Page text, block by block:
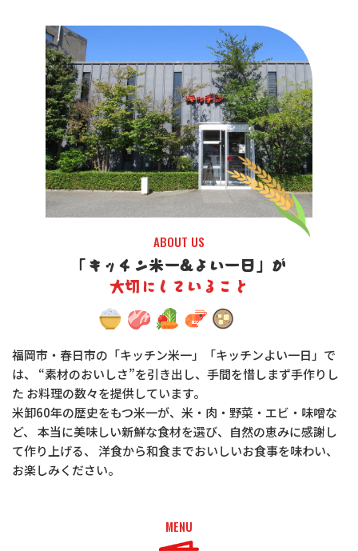
ABOUT US
「キッチン米一&よい一日」が
大切にしていること
福岡市・春日市の「キッチン米一」「キッチンよい一日」で
は、
“素材のおいしさ”を引き出し、手間を惜しまず手作りし
た お料理の数々を提供しています。
米卸60年の歴史をもつ米一が、米・肉・野菜・エビ・味噌な
ど、
本当に美味しい新鮮な食材を選び、自然の恵みに感謝し
て作り上げる、
洋食から和食までおいしいお食事を味わい、
お楽しみください。
MENU